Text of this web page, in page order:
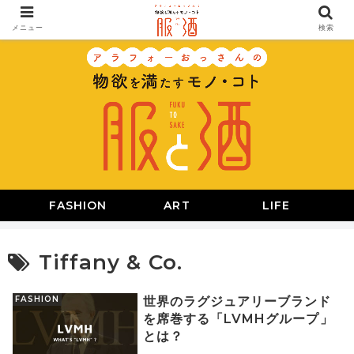
FASHION ART LIFE
Tiffany & Co.
FASHION
世界のラグジュアリーブランド
を席巻する「LVMHグループ」
とは？
メニュー 検索